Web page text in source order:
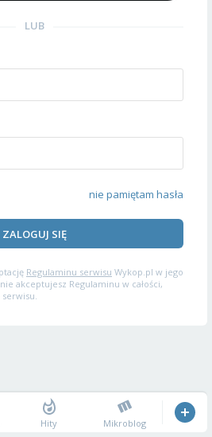
LUB
nie pamiętam hasła
ZALOGUJ SIĘ
Regulaminu serwisu Wykop.pl w jego
akceptujesz Regulaminu w całości,
Hity Mikroblog